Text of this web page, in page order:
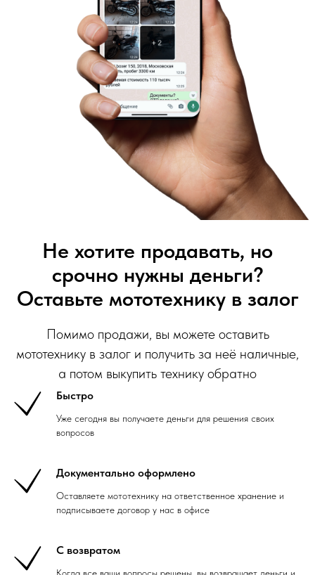
Не хотите продавать, но
срочно нужны деньги?
Оставьте мототехнику в залог
Помимо продажи, вы можете оставить
мототехнику в залог и получить за неё наличные,
а потом выкупить технику обратно
Быстро
Уже сегодня вы получаете деньги для решения своих
вопросов
Документально оформлено
Оставляете мототехнику на ответственное хранение и
подписываете договор у нас в офисе
С возвратом
Когда все ваши вопросы решены, вы возвращает деньги и